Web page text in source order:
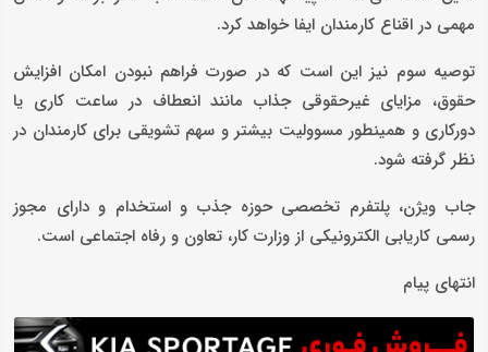
مهمی در اقناع کارمندان ایفا خواهد کرد.
توصیه سوم نیز این است که در صورت فراهم نبودن امکان افزایش
حقوق، مزایای غیرحقوقی جذاب مانند انعطاف در ساعت کاری یا
دورکاری و همینطور مسوولیت بیشتر و سهم تشویقی برای کارمندان در
نظر گرفته شود.
جاب ویژن، پلتفرم تخصصی حوزه جذب و استخدام و دارای مجوز
رسمی کاریابی الکترونیکی از وزارت کار، تعاون و رفاه اجتماعی است.
انتهای پیام